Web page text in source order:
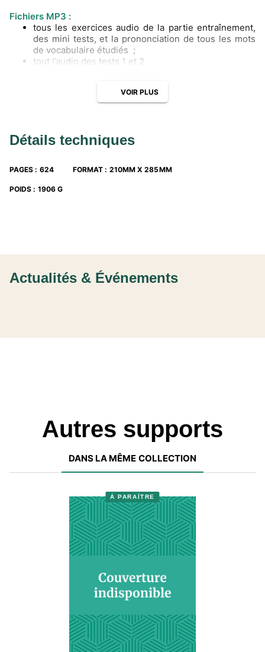
Fichiers MP3 :
tous les exercices audio de la partie entraînement,
des mini tests, et la prononciation de tous les mots
de vocabulaire étudiés ;
tout l’audio des tests 1 et 2.
VOIR PLUS
Détails techniques
PAGES : 624 FORMAT : 210MM X 285MM
POIDS : 1906 G
Actualités & Événements
Autres supports
DANS LA MÊME COLLECTION
À PARAÎTRE